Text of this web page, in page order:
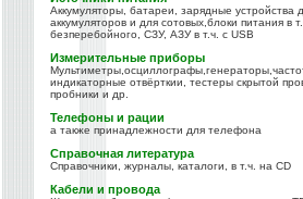
Аккумуляторы, батареи, зарядные устройства
аккумуляторов и для сотовых,блоки питания в
безперебойного, СЗУ, АЗУ в т.ч. с USB
Измерительные приборы
индикаторные отвёрткии, тестеры скрытой
пробники и др.
Телефоны и рации
а также принадлежности для телефона
Справочная литература
Справочники, журналы, каталоги, в т.ч. на CD
Кабели и провода